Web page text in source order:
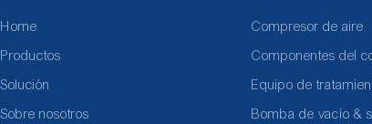
Home
Productos
Solución
Sobre nosotros
Compresor de aire
Componentes del
Equipo de
Bomba de vacío &